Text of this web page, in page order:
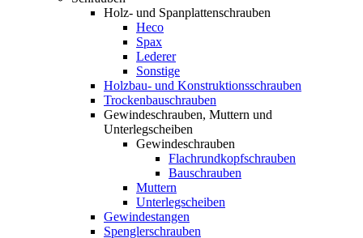
Holz- und Spanplattenschrauben
Heco
Spax
Lederer
Sonstige
Holzbau- und Konstruktionsschrauben
Trockenbauschrauben
Gewindeschrauben, Muttern und
Unterlegscheiben
Gewindeschrauben
Flachrundkopfschrauben
Bauschrauben
Muttern
Unterlegscheiben
Gewindestangen
Spenglerschrauben